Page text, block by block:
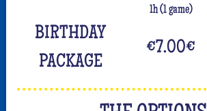
1h (1 game)
BIRTHDAY
PACKAGE
€7.00€